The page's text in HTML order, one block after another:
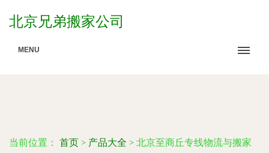
北京兄弟搬家公司
MENU
当前位置： 首页 > 产品大全 > 北京至商丘专线物流与搬家